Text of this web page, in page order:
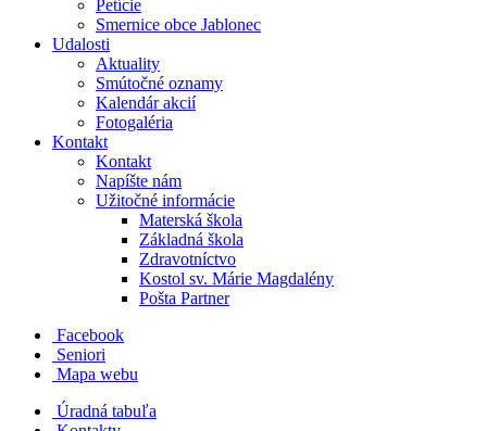
Petície
Smernice obce Jablonec
Udalosti
Aktuality
Smútočné oznamy
Kalendár akcií
Fotogaléria
Kontakt
Kontakt
Napíšte nám
Užitočné informácie
Materská škola
Základná škola
Zdravotníctvo
Kostol sv. Márie Magdalény
Pošta Partner
Facebook
Seniori
Mapa webu
Úradná tabuľa